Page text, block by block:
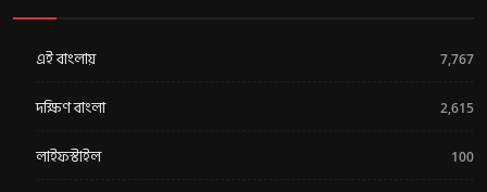
এই বাংলায় 7,767
দক্ষিণ বাংলা 2,615
লাইফস্টাইল 100